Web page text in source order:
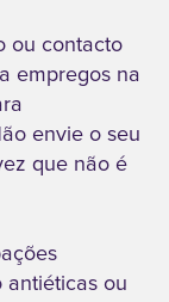
ou contacto
empregos na
envie o seu
que não é
antiéticas ou